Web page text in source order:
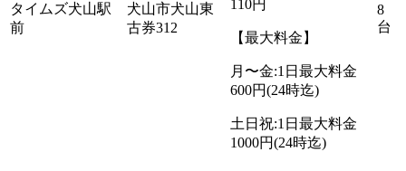
タイムズ犬山駅
前
犬山市犬山東
古券312
110円
【最大料金】
月〜金:1日最大料金
600円(24時迄)
土日祝:1日最大料金
1000円(24時迄)
8
台